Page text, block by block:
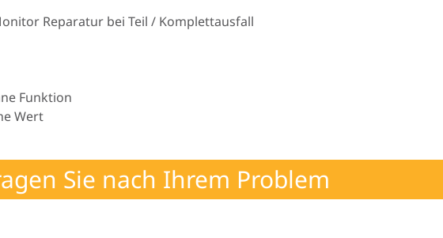
Reparatur bei Teil / Komplettausfall
Funktion
Wert
Sie nach Ihrem Problem